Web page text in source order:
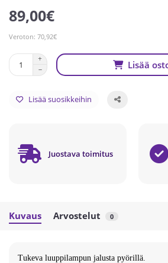
89,00€
Veroton: 70,92€
Lisää
Lisää suosikkeihin
Juostava toimitus
Kuvaus Arvostelut 0
Tukeva luuppilampun jalusta pyörillä.